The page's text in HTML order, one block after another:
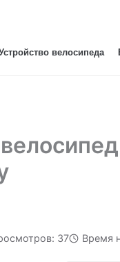
велосипеда
37 Время